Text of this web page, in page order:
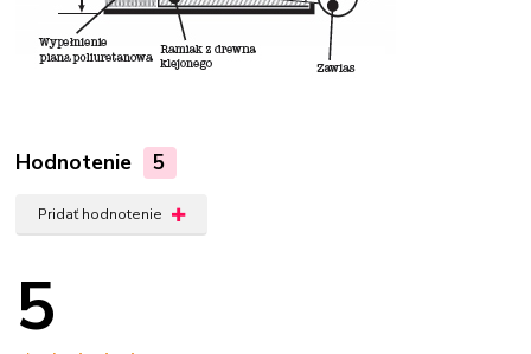
Hodnotenie 5
Pridať hodnotenie
5